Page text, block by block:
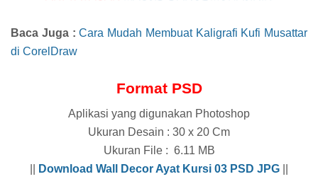
Baca Juga : Cara Mudah Membuat Kaligrafi Kufi Musattar
di CorelDraw
Format PSD
Aplikasi yang digunakan Photoshop
Ukuran Desain : 30 x 20 Cm
Ukuran File : 6.11 MB
Download Wall Decor Ayat Kursi 03 PSD JPG